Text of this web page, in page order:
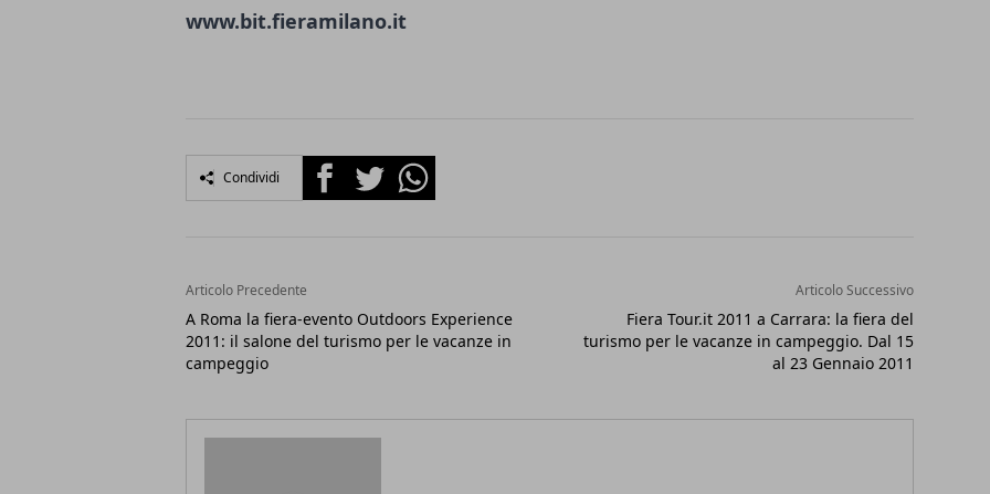
www.bit.fieramilano.it
Condividi FacebookTwitterWhatsapp
Articolo Precedente
A Roma la fiera-evento Outdoors Experience
2011: il salone del turismo per le vacanze in
campeggio
Articolo Successivo
Fiera Tour.it 2011 a Carrara: la fiera del
turismo per le vacanze in campeggio. Dal 15
al 23 Gennaio 2011